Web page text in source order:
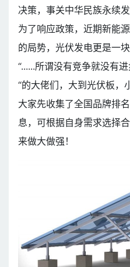
决策，事关中华民族永续
为了响应政策，近期新能
的局势，光伏发电更是一
“......所谓没有竞争就没有
“的大佬们，大到光伏板，
大家先收集了全国品牌排
息，可根据自身需求选择
来做大做强！